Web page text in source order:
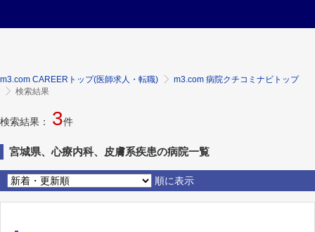
m3.com CAREERトップ(医師求人・転職)
m3.com 病院クチコミナビトップ
検索結果
検索結果： 3件
宮城県、心療内科、皮膚系疾患の病院一覧
順に表示